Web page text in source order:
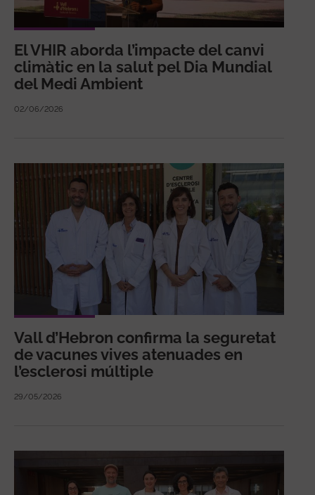
El VHIR aborda l’impacte del canvi
climàtic en la salut pel Dia Mundial
del Medi Ambient
02/06/2026
Vall d’Hebron confirma la seguretat
de vacunes vives atenuades en
l’esclerosi múltiple
29/05/2026